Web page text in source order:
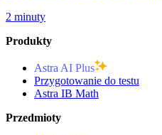
2 minuty
Produkty
Astra AI Plus
Przygotowanie do testu
Astra IB Math
Przedmioty